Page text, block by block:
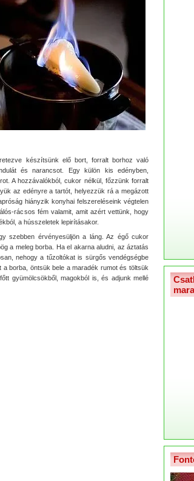
készítsünk elő bort, forralt borhoz való
és narancsot. Egy külön kis edényben,
A hozzávalókból, cukor nélkül, főzzünk forralt
az edényre a tartót, helyezzük rá a megázott
hiányzik konyhai felszereléseink végtelen
rácsos fém valamit, amit azért vettünk, hogy
a hússzeletek lepirításakor.
szebben érvényesüljön a láng. Az égő cukor
a meleg borba. Ha el akarna aludni, az áztatás
nehogy a tűzoltókat is sürgős vendégségbe
borba, öntsük bele a maradék rumot és töltsük
gyümölcsökből, magokból is, és adjunk mellé